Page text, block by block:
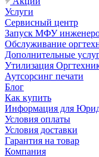
Услуги
Сервисный центр
Запуск МФУ
Обслуживание
Дополнительные
Утилизация
Аутсорсинг печати
Блог
Как купить
Информация для
Условия оплаты
Условия доставки
Гарантия на товар
Компания